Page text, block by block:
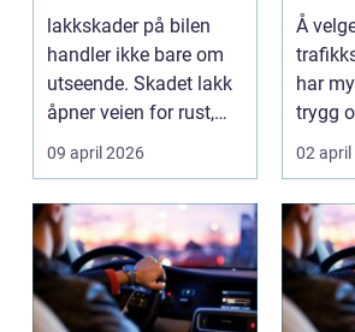
lakkskader på bilen
handler ikke bare om
utseende. Skadet lakk
åpner veien for rust,
verdifall og dy...
09 april 2026
Å
har
trygg
elev
02